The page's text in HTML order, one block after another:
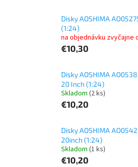
Disky AOSHIMA
(1:24)
na objednávku zvyčajne
€10,30
Disky AOSHIMA
20 Inch (1:24)
Skladom (2 ks)
€10,20
Disky AOSHIMA
20inch (1:24)
Skladom (1 ks)
€10,20